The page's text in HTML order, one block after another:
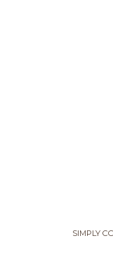
SIMPLY